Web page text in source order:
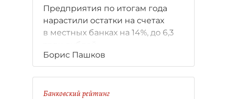
Предприятия по итогам года
нарастили остатки на счетах
в местных банках на 14%, до 6,3
Борис Пашков
Банковский рейтинг